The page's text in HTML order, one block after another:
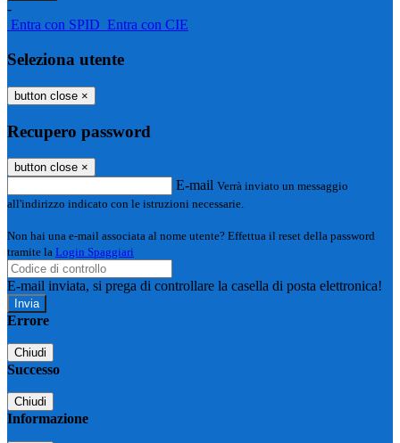
-
Entra con SPID Entra con CIE
Seleziona utente
button close ×
Recupero password
button close ×
E-mail Verrà inviato un messaggio
all'indirizzo indicato con le istruzioni necessarie.
Non hai una e-mail associata al nome utente? Effettua il reset della password
tramite la Login Spaggiari
E-mail inviata, si prega di controllare la casella di posta elettronica!
Errore
Chiudi
Successo
Chiudi
Informazione